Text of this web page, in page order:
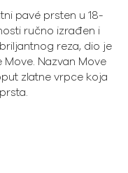
pavé prsten u 18-
ručno izrađen i
reza, dio je
Nazvan Move
zlatne vrpce koja